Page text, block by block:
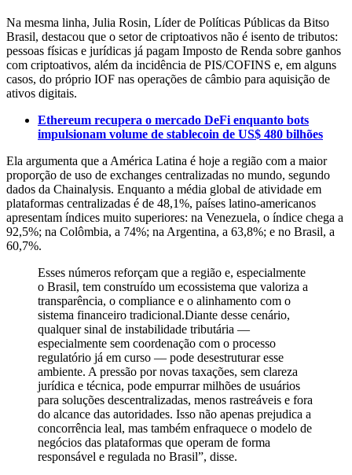
Na mesma linha, Julia Rosin, Líder de Políticas Públicas da Bitso
Brasil, destacou que o setor de criptoativos não é isento de tributos:
pessoas físicas e jurídicas já pagam Imposto de Renda sobre ganhos
com criptoativos, além da incidência de PIS/COFINS e, em alguns
casos, do próprio IOF nas operações de câmbio para aquisição de
ativos digitais.
Ethereum recupera o mercado DeFi enquanto bots
impulsionam volume de stablecoin de US$ 480 bilhões
Ela argumenta que a América Latina é hoje a região com a maior
proporção de uso de exchanges centralizadas no mundo, segundo
dados da Chainalysis. Enquanto a média global de atividade em
plataformas centralizadas é de 48,1%, países latino-americanos
apresentam índices muito superiores: na Venezuela, o índice chega a
92,5%; na Colômbia, a 74%; na Argentina, a 63,8%; e no Brasil, a
60,7%.
Esses números reforçam que a região e, especialmente
o Brasil, tem construído um ecossistema que valoriza a
transparência, o compliance e o alinhamento com o
sistema financeiro tradicional.Diante desse cenário,
qualquer sinal de instabilidade tributária —
especialmente sem coordenação com o processo
regulatório já em curso — pode desestruturar esse
ambiente. A pressão por novas taxações, sem clareza
jurídica e técnica, pode empurrar milhões de usuários
para soluções descentralizadas, menos rastreáveis e fora
do alcance das autoridades. Isso não apenas prejudica a
concorrência leal, mas também enfraquece o modelo de
negócios das plataformas que operam de forma
responsável e regulada no Brasil”, disse.